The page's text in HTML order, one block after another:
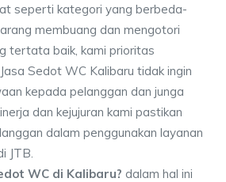
seperti kategori yang berbeda-
membuang dan mengotori
tertata baik, kami prioritas
Sedot WC Kalibaru tidak ingin
kepada pelanggan dan junga
dan kejujuran kami pastikan
dalam penggunakan layanan
JTB.
WC di Kalibaru? dalam hal ini